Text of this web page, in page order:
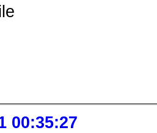
00:35:27